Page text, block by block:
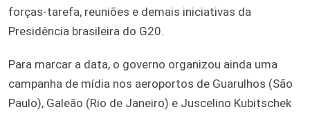
forças-tarefa, reuniões e demais iniciativas da
Presidência brasileira do G20.
Para marcar a data, o governo organizou ainda uma
campanha de mídia nos aeroportos de Guarulhos (São
Paulo), Galeão (Rio de Janeiro) e Juscelino Kubitschek